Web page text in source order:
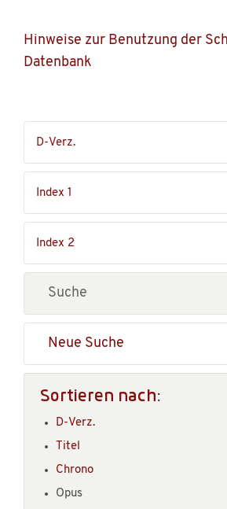
Hinweise zur Benutzung der
Datenbank
Neue Suche
Sortieren nach:
D-Verz.
Titel
Chrono
Opus